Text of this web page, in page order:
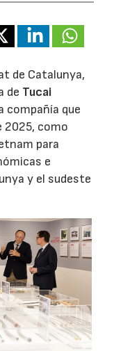
de Catalunya,
de Tucai
compañía que
2025, como
para
e
y el sudeste